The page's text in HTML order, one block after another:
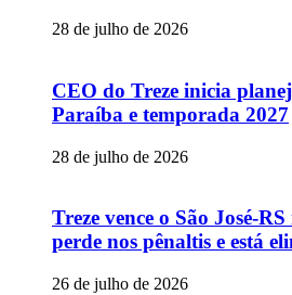
28 de julho de 2026
CEO do Treze inicia
Paraíba e temporada 2027
28 de julho de 2026
Treze vence o São José-
perde nos pênaltis e está
26 de julho de 2026